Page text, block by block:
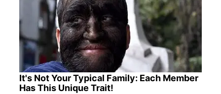
It's Not Your Typical Family: Each Member
Has This Unique Trait!